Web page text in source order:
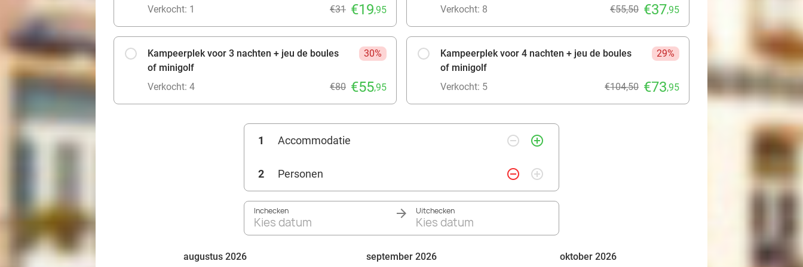
Verkocht: 1 €31 €19,95 Verkocht: 8 €55,50 €37,95
Kampeerplek voor 3 nachten + jeu de boules
of minigolf
30%
Verkocht: 4 €80 €55,95
Kampeerplek voor 4 nachten + jeu de boules
of minigolf
29%
Verkocht: 5 €104,50 €73,95
1 Accommodatie remove_circle_outline add_circle_outline
2 Personen remove_circle_outline add_circle_outline
Inchecken
Kies datum
Uitchecken
Kies datum
augustus 2026 september 2026 oktober 2026